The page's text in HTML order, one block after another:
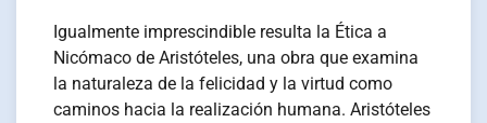
Igualmente imprescindible resulta la Ética a
Nicómaco de Aristóteles, una obra que examina
la naturaleza de la felicidad y la virtud como
caminos hacia la realización humana. Aristóteles